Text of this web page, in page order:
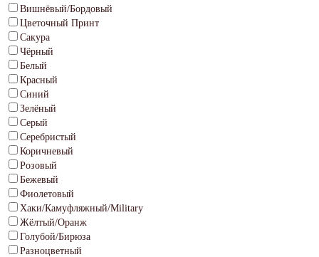
Вишнёвый/Бордовый
Цветочный Принт
Сакура
Чёрный
Белый
Красный
Синий
Зелёный
Серый
Серебристый
Коричневый
Розовый
Бежевый
Фиолетовый
Хаки/Камуфляжный/Military
Жёлтый/Оранж
Голубой/Бирюза
Разноцветный